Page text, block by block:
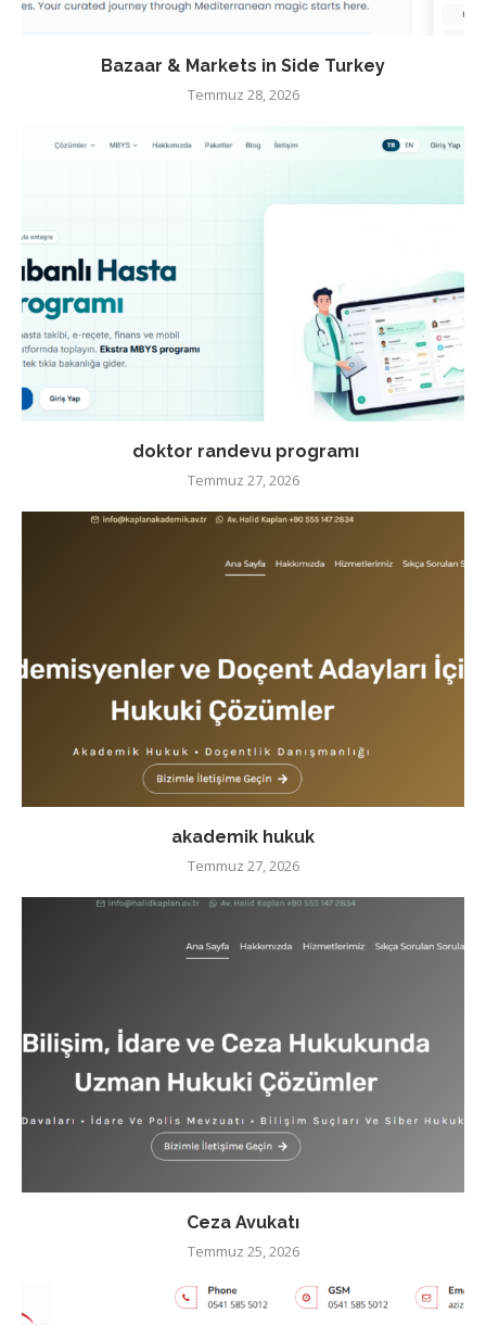
Bazaar & Markets in Side Turkey
Temmuz 28, 2026
doktor randevu programı
Temmuz 27, 2026
akademik hukuk
Temmuz 27, 2026
Ceza Avukatı
Temmuz 25, 2026